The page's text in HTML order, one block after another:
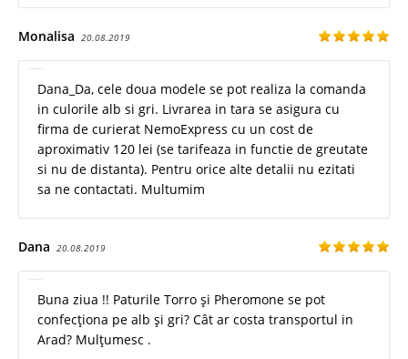
Monalisa 20.08.2019
Dana_Da, cele doua modele se pot realiza la comanda
in culorile alb si gri. Livrarea in tara se asigura cu
firma de curierat NemoExpress cu un cost de
aproximativ 120 lei (se tarifeaza in functie de greutate
si nu de distanta). Pentru orice alte detalii nu ezitati
sa ne contactati. Multumim
Dana 20.08.2019
Buna ziua !! Paturile Torro și Pheromone se pot
confecționa pe alb și gri? Cât ar costa transportul in
Arad? Mulțumesc .